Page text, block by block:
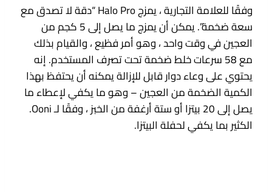
وفقًا للعلامة التجارية ، يمزج Halo Pro “دقة لا تصدق مع
سعة ضخمة”. يمكن أن يمزج ما يصل إلى 5 كجم من
العجين في وقت واحد ، وهو أمر فظيع ، والقيام بذلك
مع 58 سرعات خلط ضخمة تحت تصرف المستخدم. إنه
يحتوي على وعاء دوار قابل للإزالة يمكنه أن يحتفظ بهذا
الكمية الضخمة من العجين – وهو ما يكفي لإعطاء ما
يصل إلى 20 بيتزا أو ستة أرغفة من الخبز ، وفقًا لـ Ooni.
الكثير بما يكفي لحفلة البيتزا.